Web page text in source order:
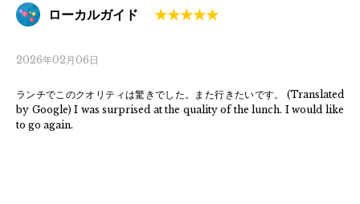
ローカルガイド
2026年02月06日
ランチでこのクオリティは驚きでした。また行きたいです。 (Translated
by Google) I was surprised at the quality of the lunch. I would like
to go again.